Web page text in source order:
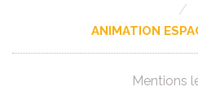
/
ANIMATION
Mentions